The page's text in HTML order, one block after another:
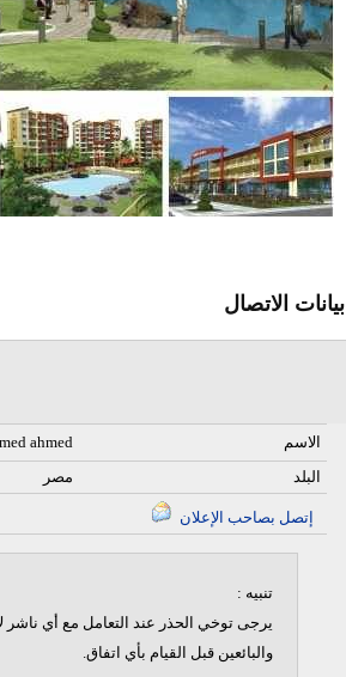
بيانات الاتصال
ahmed
الاسم
مصر
البلد
تنبيه :
يرجى توخي الحذر عند التعامل مع أي ناشر
والبائعين قبل القيام بأي اتفاق.